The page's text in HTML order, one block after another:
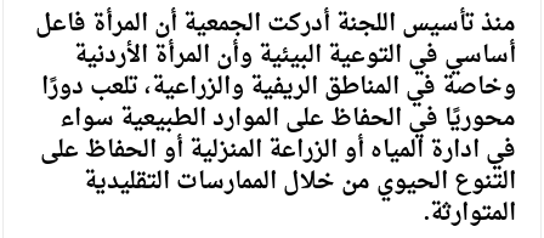
منذ تأسيس اللجنة أدركت الجمعية أن المرأة فاعل
أساسي في التوعية البيئية وأن المرأة الأردنية
وخاصة في المناطق الريفية والزراعية، تلعب دورًا
محوريًا في الحفاظ على الموارد الطبيعية سواء
في ادارة المياه أو الزراعة المنزلية أو الحفاظ على
التنوع الحيوي من خلال الممارسات التقليدية
المتوارثة.